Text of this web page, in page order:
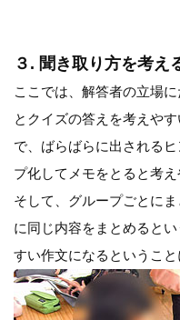
３. 聞き取り方を考え
ここでは、解答者の立場
とクイズの答えを考えや
で、ばらばらに出される
プ化してメモをとると考
そして、グループごとに
に同じ内容をまとめると
すい作文になるということ